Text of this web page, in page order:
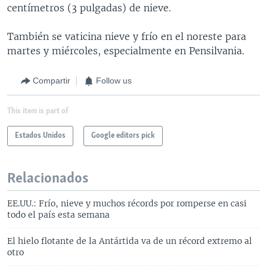
centímetros (3 pulgadas) de nieve.
También se vaticina nieve y frío en el noreste para
martes y miércoles, especialmente en Pensilvania.
Compartir Follow us
This item is part of
Estados Unidos Google editors pick
Relacionados
EE.UU.: Frío, nieve y muchos récords por romperse en casi
todo el país esta semana
El hielo flotante de la Antártida va de un récord extremo al
otro